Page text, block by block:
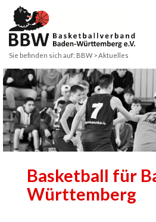
Sie befinden sich auf: BBW > Aktuelles
Basketball für
Württemberg